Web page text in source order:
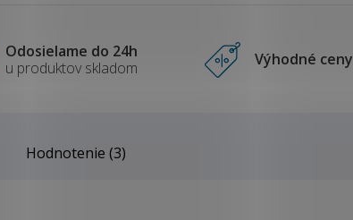
Odosielame do 24h
u produktov skladom
Výhodné ceny
Hodnotenie (3)